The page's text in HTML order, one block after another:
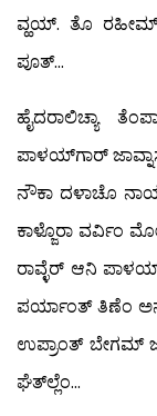
ವ್ಹಯ್. ತೊ ರಹೀಮ್
ಪೂತ್…
ಹೈದರಾಲಿಚ್ಯಾ
ಪಾಳಯ್‍ಗಾರ್
ನೌಕಾ ದಳಾಚೊ
ಕಾಳ್ಜೊರಾ ವರ್ವಿಂ
ರಾವ್ಳೆರ್ ಆನಿ
ಪರ್ಯಾಂತ್ ತಿಣೆಂ
ಉಪ್ರಾಂತ್ ಬೇಗಮ್
ಘೆತ್‍ಲ್ಲೆಂ…